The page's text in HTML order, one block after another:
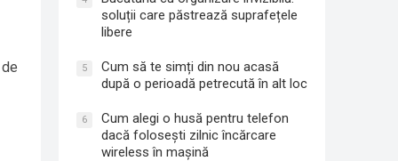
soluții care păstrează suprafețele
libere
5
Cum să te simți din nou acasă
după o perioadă petrecută în alt loc
6
Cum alegi o husă pentru telefon
dacă folosești zilnic încărcare
wireless în mașină